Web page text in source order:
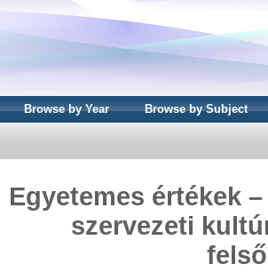
Browse by Year Browse by Subject
Egyetemes értékek
szervezeti